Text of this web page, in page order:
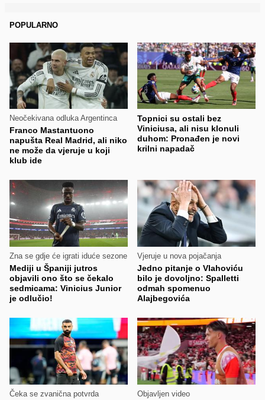
POPULARNO
Neočekivana odluka Argentinca
Franco Mastantuono
napušta Real Madrid, ali niko
ne može da vjeruje u koji
klub ide
Topnici su ostali bez
Viniciusa, ali nisu klonuli
duhom: Pronađen je novi
krilni napadač
Zna se gdje će igrati iduće sezone
Mediji u Španiji jutros
objavili ono što se čekalo
sedmicama: Vinicius Junior
je odlučio!
Vjeruje u nova pojačanja
Jedno pitanje o Vlahoviću
bilo je dovoljno: Spalletti
odmah spomenuo
Alajbegovića
Čeka se zvanična potvrda Objavljen video